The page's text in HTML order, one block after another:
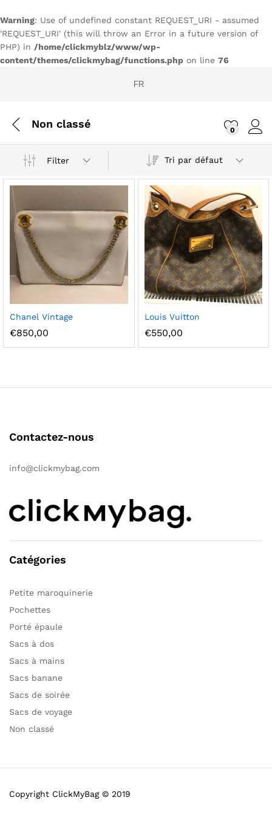
Warning: Use of undefined constant REQUEST_URI - assumed
'REQUEST_URI' (this will throw an Error in a future version of
PHP) in /home/clickmyblz/www/wp-
content/themes/clickmybag/functions.php on line 76
FR
Non classé 0
Filter Tri par défaut
Ajou
Chanel Vintage
€850,00
Ajou
Louis Vuitton
€550,00
Contactez-nous
info@clickmybag.com
Catégories
Petite maroquinerie
Pochettes
Porté épaule
Sacs à dos
Sacs à mains
Sacs banane
Sacs de soirée
Sacs de voyage
Non classé
Copyright ClickMyBag © 2019